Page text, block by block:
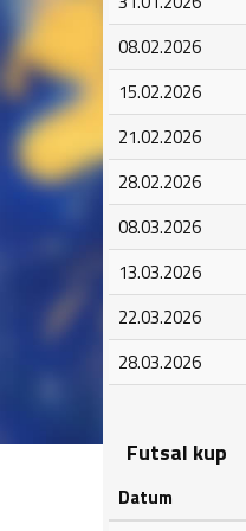
08.02.2026
15.02.2026
21.02.2026
28.02.2026
08.03.2026
13.03.2026
22.03.2026
28.03.2026
Futsal kup
Datum